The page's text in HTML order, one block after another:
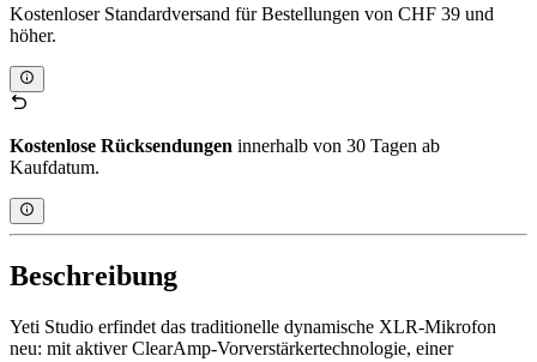
Kostenloser Standardversand für Bestellungen von CHF 39 und
höher.
Kostenlose Rücksendungen innerhalb von 30 Tagen ab
Kaufdatum.
Beschreibung
Yeti Studio erfindet das traditionelle dynamische XLR-Mikrofon
neu: mit aktiver ClearAmp-Vorverstärkertechnologie, einer